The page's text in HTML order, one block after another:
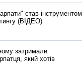
став інструментом
(ВІДЕО)
затримали
який хотів